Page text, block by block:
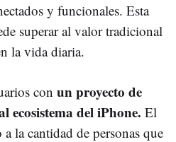
y funcionales. Esta
superar al valor tradicional
la vida diaria.
con un proyecto de
ecosistema del iPhone. El
la cantidad de personas que